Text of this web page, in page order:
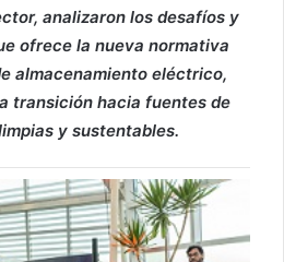
analizaron los desafíos y
ofrece la nueva normativa
almacenamiento eléctrico,
transición hacia fuentes de
y sustentables.